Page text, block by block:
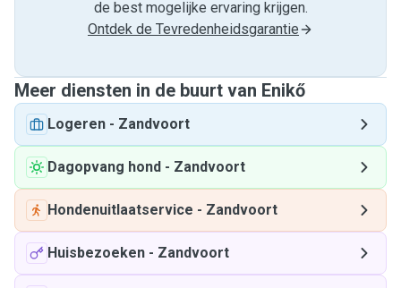
de best mogelijke ervaring krijgen.
Ontdek de Tevredenheidsgarantie
Meer diensten in de buurt van Enikő
Logeren - Zandvoort
Dagopvang hond - Zandvoort
Hondenuitlaatservice - Zandvoort
Huisbezoeken - Zandvoort